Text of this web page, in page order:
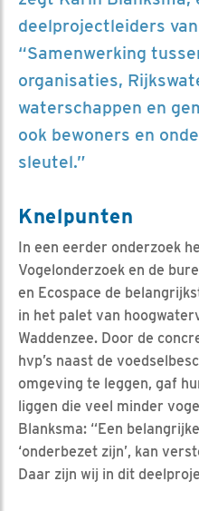
deelprojectleiders
“Samenwerking
organisaties,
waterschappen en
ook bewoners en
sleutel.”
Knelpunten
In een eerder onderzoek
Vogelonderzoek en de
en Ecospace de
in het palet van
Waddenzee. Door de
hvp’s naast de
omgeving te leggen, gaf
liggen die veel minder
Blanksma: “Een
‘onderbezet zijn’, kan
Daar zijn wij in dit